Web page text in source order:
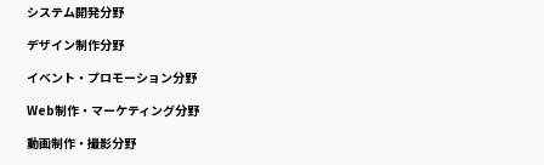
システム開発分野
デザイン制作分野
イベント・プロモーション分野
Web制作・マーケティング分野
動画制作・撮影分野